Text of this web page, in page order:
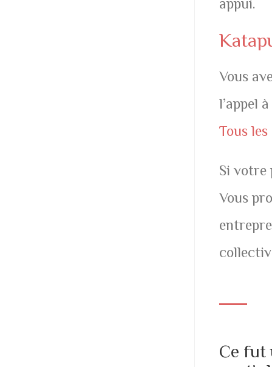
appui.
Vous
l’appel
Tous
Si votre
Vous
Ce fut